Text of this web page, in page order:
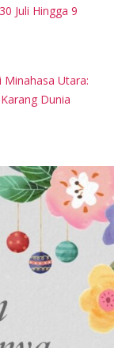
Juli Hingga 9
Minahasa Utara:
Dunia